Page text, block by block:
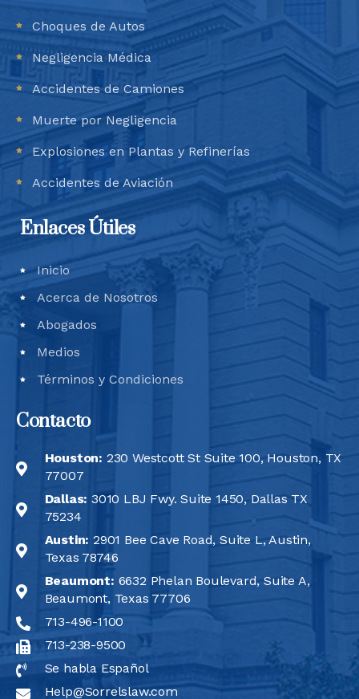
Choques de Autos
Negligencia Médica
Accidentes de Camiones
Muerte por Negligencia
Explosiones en Plantas y Refinerías
Accidentes de Aviación
Enlaces Útiles
Inicio
Acerca de Nosotros
Abogados
Medios
Términos y Condiciones
Contacto
Houston: 230 Westcott St Suite 100, Houston, TX
77007
Dallas: 3010 LBJ Fwy. Suite 1450, Dallas TX
75234
Austin: 2901 Bee Cave Road, Suite L, Austin,
Texas 78746
Beaumont: 6632 Phelan Boulevard, Suite A,
Beaumont, Texas 77706
713-496-1100
713-238-9500
Se habla Español
Help@Sorrelslaw.com